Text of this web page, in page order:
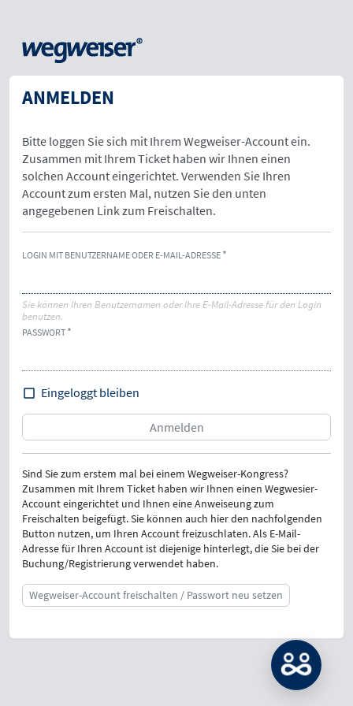
ANMELDEN
Bitte loggen Sie sich mit Ihrem Wegweiser-Account ein.
Zusammen mit Ihrem Ticket haben wir Ihnen einen
solchen Account eingerichtet. Verwenden Sie Ihren
Account zum ersten Mal, nutzen Sie den unten
angegebenen Link zum Freischalten.
LOGIN MIT BENUTZERNAME ODER E-MAIL-ADRESSE
Sie können Ihren Benutzernamen oder Ihre E-Mail-Adresse für den Login
benutzen.
PASSWORT
Eingeloggt bleiben
Sind Sie zum erstem mal bei einem Wegweiser-Kongress?
Zusammen mit Ihrem Ticket haben wir Ihnen einen Wegwesier-
Account eingerichtet und Ihnen eine Anweiseung zum
Freischalten beigefügt. Sie können auch hier den nachfolgenden
Button nutzen, um Ihren Account freizuschlaten. Als E-Mail-
Adresse für Ihren Account ist diejenige hinterlegt, die Sie bei der
Buchung/Registrierung verwendet haben.
Wegweiser-Account freischalten / Passwort neu setzen